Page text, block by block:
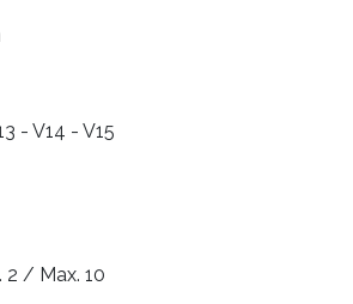
- V14 - V15
2 / Max. 10